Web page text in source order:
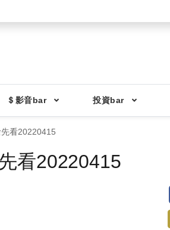
＄影音bar 投資bar
看20220415
看20220415